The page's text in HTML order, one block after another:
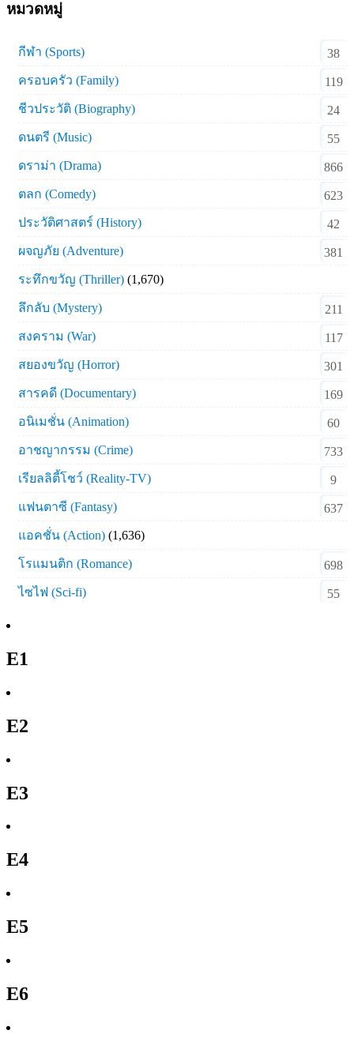
หมวดหมู่
กีฬา (Sports)
38
ครอบครัว (Family)
119
ชีวประวัติ (Biography)
24
ดนตรี (Music)
55
ดราม่า (Drama)
866
ตลก (Comedy)
623
ประวัติศาสตร์ (History)
42
ผจญภัย (Adventure)
381
ระทึกขวัญ (Thriller) (1,670)
ลึกลับ (Mystery)
211
สงคราม (War)
117
สยองขวัญ (Horror)
301
สารคดี (Documentary)
169
อนิเมชั่น (Animation)
60
อาชญากรรม (Crime)
733
เรียลลิตี้โชว์ (Reality-TV)
9
แฟนตาซี (Fantasy)
637
แอคชั่น (Action) (1,636)
โรแมนติก (Romance)
698
ไซไฟ (Sci-fi)
55
E1
E2
E3
E4
E5
E6